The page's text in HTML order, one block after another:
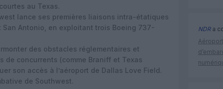
au Texas.
lance ses premières liaisons intra-étatiques
San Antonio , en exploitant trois Boeing 737-
des obstacles réglementaires et
de concurrents (comme Braniff et Texas
son accès à l’aéroport de Dallas Love Field.
de Southwest.
NDRa